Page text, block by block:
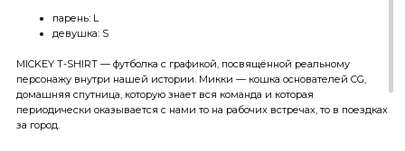
парень: L
девушка: S
MICKEY T-SHIRT — футболка с графикой, посвящённой реальному
персонажу внутри нашей истории. Микки — кошка основателей CG,
домашняя спутница, которую знает вся команда и которая
периодически оказывается с нами то на рабочих встречах, то в поездках
за город.